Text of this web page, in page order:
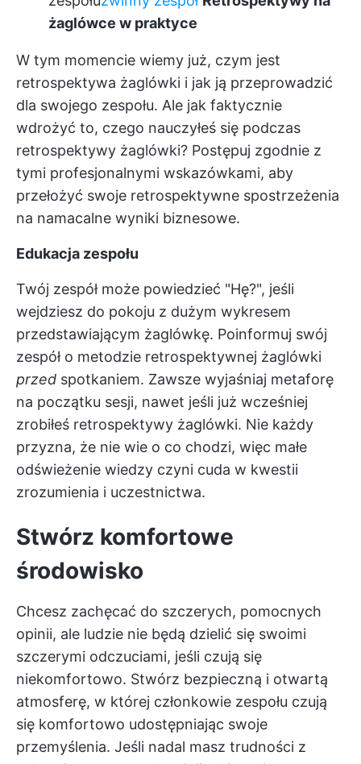
żaglówce w praktyce
W tym momencie wiemy już, czym jest
retrospektywa żaglówki i jak ją przeprowadzić
dla swojego zespołu. Ale jak faktycznie
wdrożyć to, czego nauczyłeś się podczas
retrospektywy żaglówki? Postępuj zgodnie z
tymi profesjonalnymi wskazówkami, aby
przełożyć swoje retrospektywne spostrzeżenia
na namacalne wyniki biznesowe.
Edukacja zespołu
Twój zespół może powiedzieć "Hę?", jeśli
wejdziesz do pokoju z dużym wykresem
przedstawiającym żaglówkę. Poinformuj swój
zespół o metodzie retrospektywnej żaglówki
przed spotkaniem. Zawsze wyjaśniaj metaforę
na początku sesji, nawet jeśli już wcześniej
zrobiłeś retrospektywy żaglówki. Nie każdy
przyzna, że nie wie o co chodzi, więc małe
odświeżenie wiedzy czyni cuda w kwestii
zrozumienia i uczestnictwa.
Stwórz komfortowe
środowisko
Chcesz zachęcać do szczerych, pomocnych
opinii, ale ludzie nie będą dzielić się swoimi
szczerymi odczuciami, jeśli czują się
niekomfortowo. Stwórz bezpieczną i otwartą
atmosferę, w której członkowie zespołu czują
się komfortowo udostępniając swoje
przemyślenia. Jeśli nadal masz trudności z